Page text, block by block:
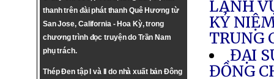
thanh trên đài phát thanh Quê Hương từ
San Jose, California - Hoa Kỳ, trong
chương trình đọc truyện do Trần Nam
phụ trách.
Thép Đen tập I và II do nhà xuất bản Đông
LÃNH
KỶ
TRUNG
ĐẠI
ĐỒNG